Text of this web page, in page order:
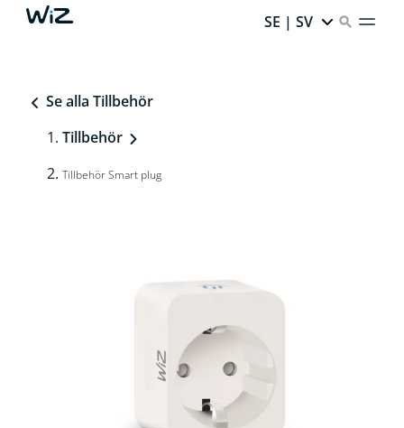
SE | SV
Se alla Tillbehör
Tillbehör
Tillbehör Smart plug